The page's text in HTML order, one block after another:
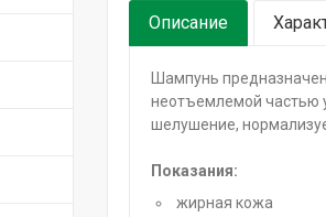
Описание
Шампунь
неотъемлемой частью
шелушение,
Показания:
жирная кожа